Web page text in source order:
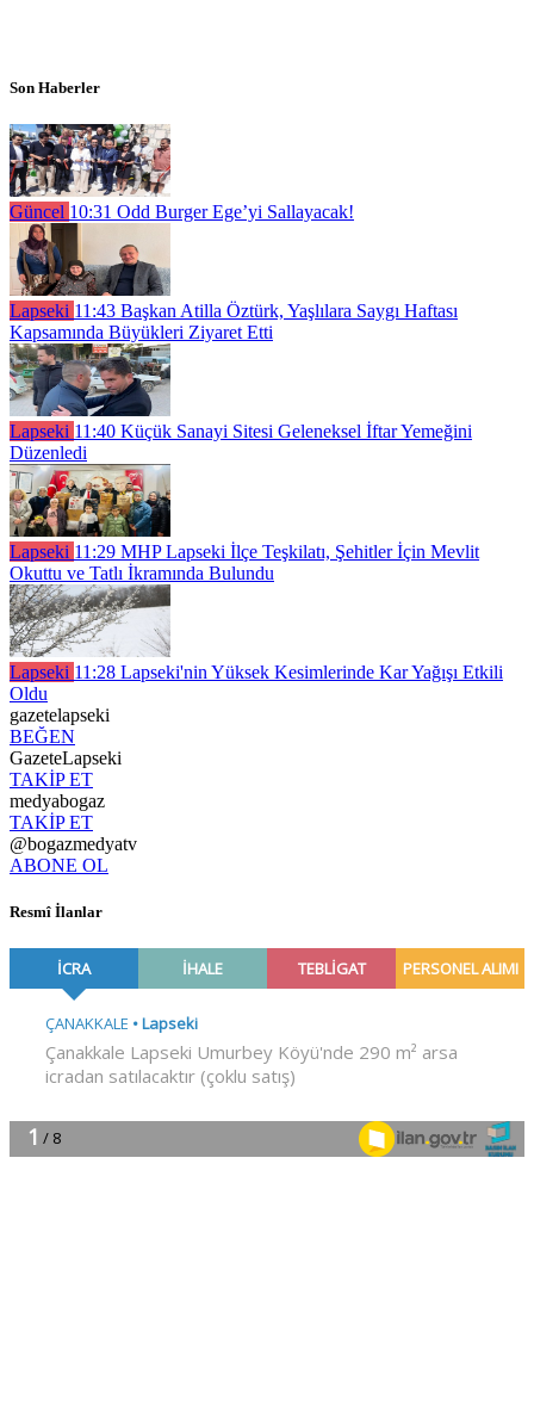
Son Haberler
Güncel 10:31 Odd Burger Ege’yi Sallayacak!
Lapseki 11:43 Başkan Atilla Öztürk, Yaşlılara Saygı Haftası
Kapsamında Büyükleri Ziyaret Etti
Lapseki 11:40 Küçük Sanayi Sitesi Geleneksel İftar Yemeğini
Düzenledi
Lapseki 11:29 MHP Lapseki İlçe Teşkilatı, Şehitler İçin Mevlit
Okuttu ve Tatlı İkramında Bulundu
Lapseki 11:28 Lapseki'nin Yüksek Kesimlerinde Kar Yağışı Etkili
Oldu
gazetelapseki
BEĞEN
GazeteLapseki
TAKİP ET
medyabogaz
TAKİP ET
@bogazmedyatv
ABONE OL
Resmî İlanlar